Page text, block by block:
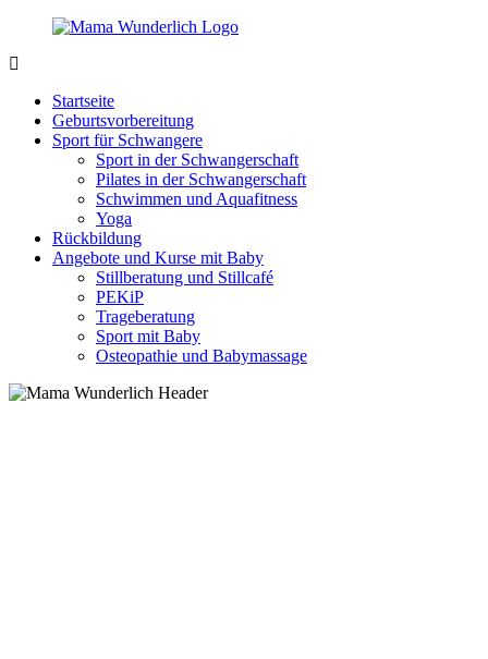
Zurück
Inhalt
sein
wunderbar!
Startseite
Geburtsvorbereitung
Sport für Schwangere
Sport in der Schwangerschaft
Pilates in der Schwangerschaft
Schwimmen und Aquafitness
Yoga
Rückbildung
Angebote und Kurse mit Baby
Stillberatung und Stillcafé
PEKiP
Trageberatung
Sport mit Baby
Osteopathie und Babymassage